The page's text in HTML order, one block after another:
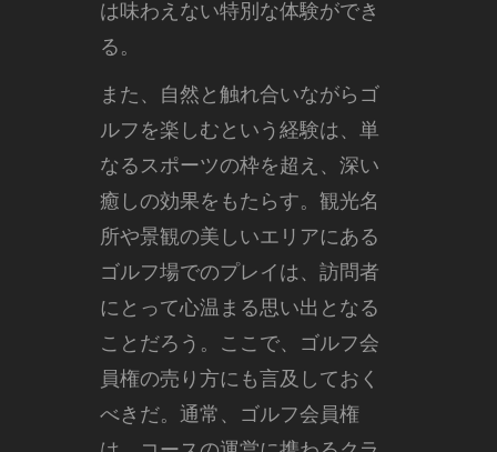
は味わえない特別な体験ができ
る。
また、自然と触れ合いながらゴ
ルフを楽しむという経験は、単
なるスポーツの枠を超え、深い
癒しの効果をもたらす。観光名
所や景観の美しいエリアにある
ゴルフ場でのプレイは、訪問者
にとって心温まる思い出となる
ことだろう。ここで、ゴルフ会
員権の売り方にも言及しておく
べきだ。通常、ゴルフ会員権